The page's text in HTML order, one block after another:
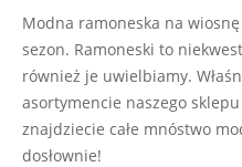
Modna ramoneska na
sezon. Ramoneski to
również je uwielbiamy.
asortymencie naszego
znajdziecie całe mnóstwo
dosłownie!